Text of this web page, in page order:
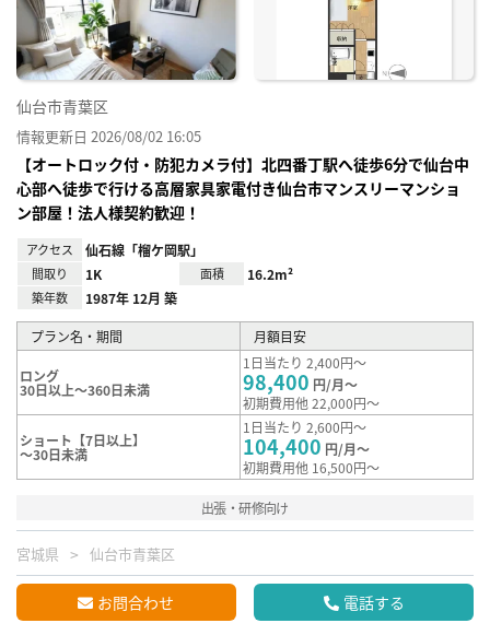
仙台市青葉区
情報更新日 2026/08/02 16:05
【オートロック付・防犯カメラ付】北四番丁駅へ徒歩6分で仙台中
心部へ徒歩で行ける高層家具家電付き仙台市マンスリーマンショ
ン部屋！法人様契約歓迎！
アクセス 仙石線「榴ケ岡駅」
間取り 1K 面積 16.2m²
築年数 1987年 12月 築
プラン名・期間 月額目安
ロング
30日以上～360日未満
1日当たり 2,400円～
98,400 円/月～
初期費用他 22,000円～
ショート【7日以上】
～30日未満
1日当たり 2,600円～
104,400 円/月～
初期費用他 16,500円～
出張・研修向け
宮城県 仙台市青葉区
お問合わせ 電話する